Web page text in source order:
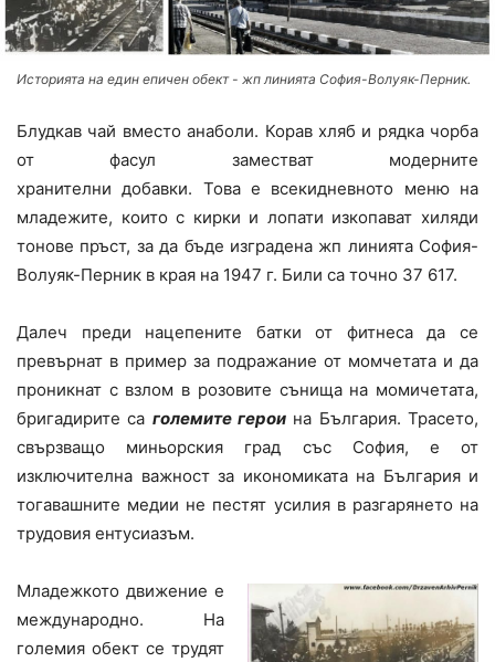
Историята на един епичен обект - жп линията София-Волуяк-Перник.
Блудкав чай вместо анаболи. Корав хляб и рядка чорба
от фасул заместват модерните
хранителни добавки. Това е всекидневното меню на
младежите, които с кирки и лопати изкопават хиляди
тонове пръст, за да бъде изградена жп линията София-
Волуяк-Перник в края на 1947 г. Били са точно 37 617.
Далеч преди нацепените батки от фитнеса да се
превърнат в пример за подражание от момчетата и да
проникнат с взлом в розовите сънища на момичетата,
бригадирите са големите герои на България. Трасето,
свързващо миньорския град със София, е от
изключителна важност за икономиката на България и
тогавашните медии не пестят усилия в разгарянето на
трудовия ентусиазъм.
Младежкото движение е
международно. На
големия обект се трудят